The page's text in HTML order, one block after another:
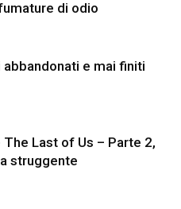
di odio
e mai finiti
The Last of Us – Parte 2,
struggente